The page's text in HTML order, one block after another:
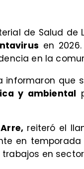
de Salud de
en
en la
informaron que
y ambiental
reiteró el
en
en